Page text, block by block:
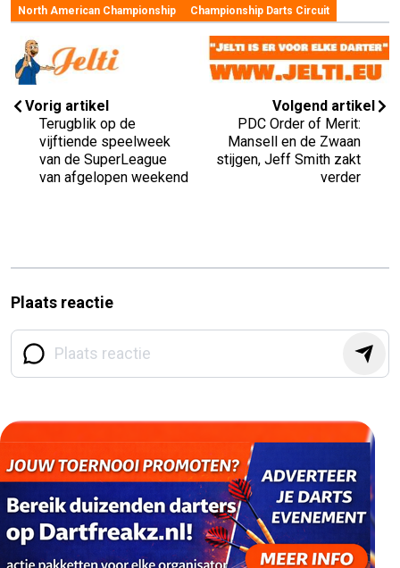
North American Championship Championship Darts Circuit
Vorig artikel
Terugblik op de
vijftiende speelweek
van de SuperLeague
van afgelopen weekend
Volgend artikel
PDC Order of Merit:
Mansell en de Zwaan
stijgen, Jeff Smith zakt
verder
Plaats reactie